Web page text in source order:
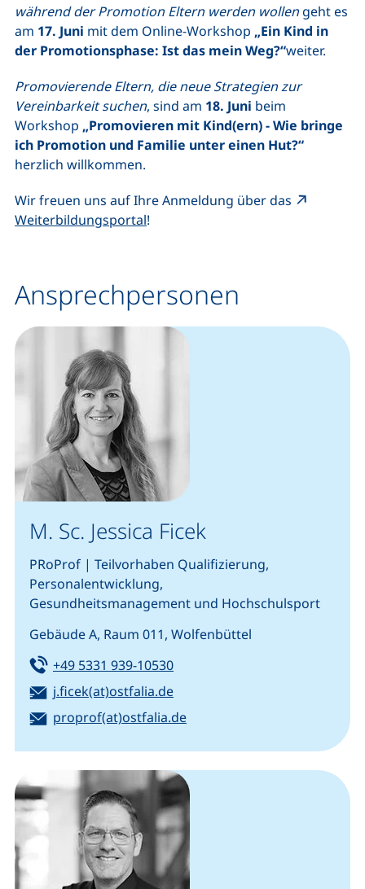
während der Promotion Eltern werden wollengeht es
am 17. Juni mit dem Online-Workshop „Ein Kind in
der Promotionsphase: Ist das mein Weg?“weiter.
Promovierende Eltern, die neue Strategien zur
Vereinbarkeit suchen, sind am 18. Juni beim
Workshop „Promovieren mit Kind(ern) - Wie bringe
ich Promotion und Familie unter einen Hut?“
herzlich willkommen.
Wir freuen uns auf Ihre Anmeldung über das
Weiterbildungsportal(externer Link, öffnet neues
!
Ansprechpersonen
M. Sc. Jessica Ficek
PRoProf | Teilvorhaben Qualifizierung,
Personalentwicklung,
Gesundheitsmanagement und Hochschulsport
Gebäude A, Raum 011, Wolfenbüttel
Tel:
+49 5331 939-10530(startet einen Telefonanruf,
E-Mail:
j.ficek(at)ostfalia.de(öffnet Ihr E-Mail-Programm)
E-Mail:
proprof(at)ostfalia.de(öffnet Ihr E-Mail-Programm)